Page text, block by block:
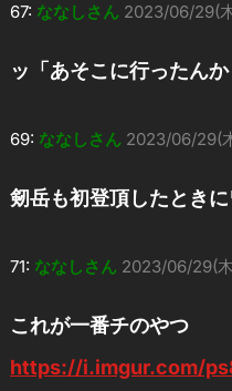
67: ななしさん 2023/06/29(
ッ「あそこに行ったんか
69: ななしさん 2023/06/29(
剱岳も初登頂したとき
71: ななしさん 2023/06/29(
これが一番チのやつ
https://i.imgur.com/